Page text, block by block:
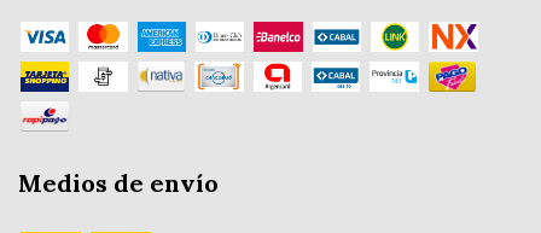
Medios de envío